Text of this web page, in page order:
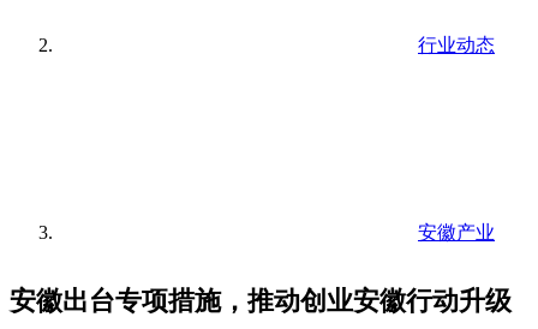
行业动态
安徽产业
安徽出台专项措施，推动创业安徽行动升级